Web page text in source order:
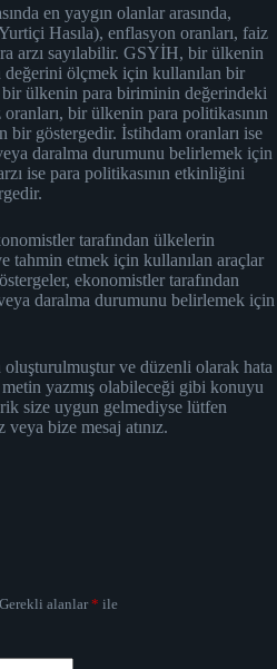
en yaygın olanlar arasında,
Hasıla), enflasyon oranları, faiz
arzı sayılabilir. GSYİH, bir ülkenin
ölçmek için kullanılan bir
ülkenin para biriminin değerindeki
bir ülkenin para politikasının
göstergedir. İstihdam oranları ise
daralma durumunu belirlemek için
ise para politikasının etkinliğini
tarafından ülkelerin
tahmin etmek için kullanılan araçlar
ekonomistler tarafından
daralma durumunu belirlemek için
ve düzenli olarak hata
yazmış olabileceği gibi konuyu
size uygun gelmediyse lütfen
bize mesaj atınız.
Gerekli alanlar* ile